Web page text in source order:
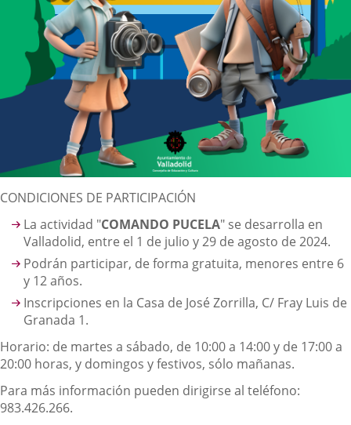
Descripción
CONDICIONES DE PARTICIPACIÓN
La actividad "COMANDO PUCELA" se desarrolla en
Valladolid, entre el 1 de julio y 29 de agosto de 2024.
Podrán participar, de forma gratuita, menores entre 6
y 12 años.
Inscripciones en la Casa de José Zorrilla, C/ Fray Luis de
Granada 1.
Horario: de martes a sábado, de 10:00 a 14:00 y de 17:00 a
20:00 horas, y domingos y festivos, sólo mañanas.
Para más información pueden dirigirse al teléfono:
983.426.266.